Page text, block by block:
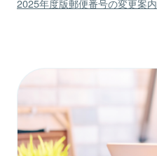
2025年度版郵便番号の変更案内